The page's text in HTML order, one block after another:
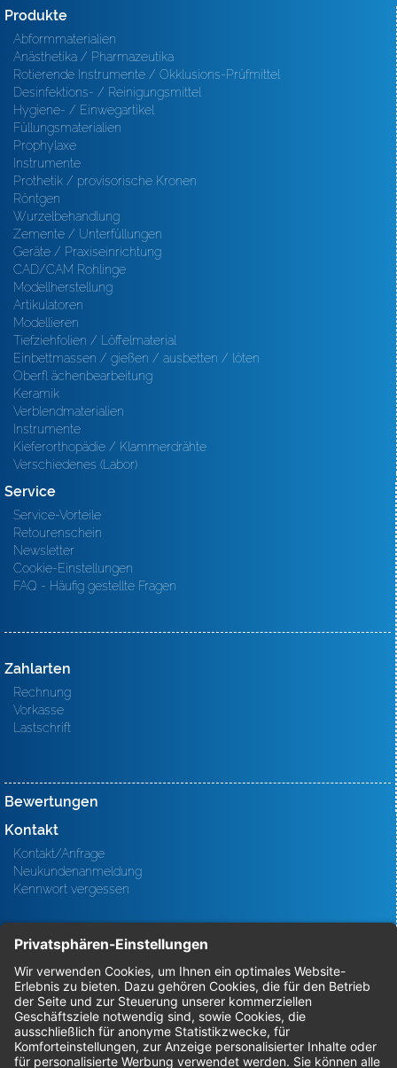
Produkte
Abformmaterialien
Anästhetika / Pharmazeutika
Rotierende Instrumente / Okklusions-Prüfmittel
Desinfektions- / Reinigungsmittel
Hygiene- / Einwegartikel
Füllungsmaterialien
Prophylaxe
Instrumente
Prothetik / provisorische Kronen
Röntgen
Wurzelbehandlung
Zemente / Unterfüllungen
Geräte / Praxiseinrichtung
CAD/CAM Rohlinge
Modellherstellung
Artikulatoren
Modellieren
Tiefziehfolien / Löffelmaterial
Einbettmassen / gießen / ausbetten / löten
Oberfl ächenbearbeitung
Keramik
Verblendmaterialien
Instrumente
Kieferorthopädie / Klammerdrähte
Verschiedenes (Labor)
Service
Service-Vorteile
Retourenschein
Newsletter
Cookie-Einstellungen
FAQ - Häufig gestellte Fragen
Zahlarten
Rechnung
Vorkasse
Lastschrift
Bewertungen
Kontakt
Kontakt/Anfrage
Neukundenanmeldung
Kennwort vergessen
Bestellungen
Sendung verfolgen